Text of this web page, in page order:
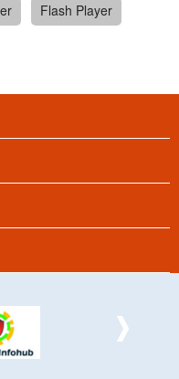
Flash Player